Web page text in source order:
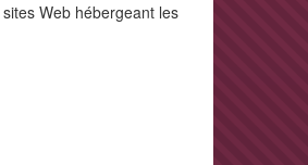
Web hébergeant les